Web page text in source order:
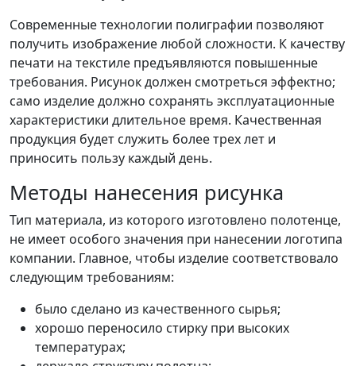
Современные технологии полиграфии позволяют
получить изображение любой сложности. К качеству
печати на текстиле предъявляются повышенные
требования. Рисунок должен смотреться эффектно;
само изделие должно сохранять эксплуатационные
характеристики длительное время. Качественная
продукция будет служить более трех лет и
приносить пользу каждый день.
Методы нанесения рисунка
Тип материала, из которого изготовлено полотенце,
не имеет особого значения при нанесении логотипа
компании. Главное, чтобы изделие соответствовало
следующим требованиям:
было сделано из качественного сырья;
хорошо переносило стирку при высоких
температурах;